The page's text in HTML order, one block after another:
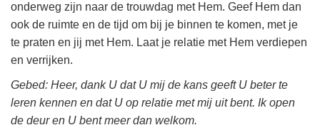
onderweg zijn naar de trouwdag met Hem. Geef Hem dan
ook de ruimte en de tijd om bij je binnen te komen, met je
te praten en jij met Hem. Laat je relatie met Hem verdiepen
en verrijken.
Gebed: Heer, dank U dat U mij de kans geeft U beter te
leren kennen en dat U op relatie met mij uit bent. Ik open
de deur en U bent meer dan welkom.